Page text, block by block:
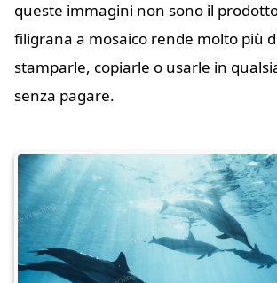
queste immagini non sono il
filigrana a mosaico rende molto più
stamparle, copiarle o usarle in
senza pagare.